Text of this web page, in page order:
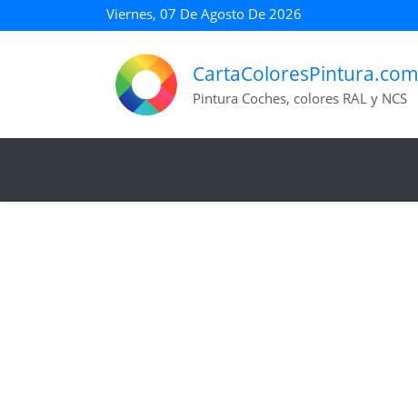
Viernes, 07 De Agosto De 2026
CartaColoresPintura.com
Pintura Coches, colores RAL y NCS